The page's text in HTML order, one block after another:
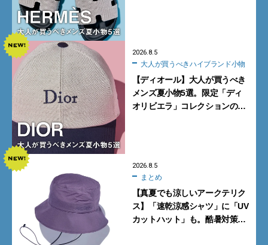
2026.8.5
大人が買うべきハイブランド小物
【ディオール】大人が買うべき
メンズ夏小物5選。限定「ディ
オリビエラ」コレクションの
2026.8.5
まとめ
【真夏でも涼しいアークテリク
ス】「速乾涼感シャツ」に「UV
カットハット」も。酷暑対策に